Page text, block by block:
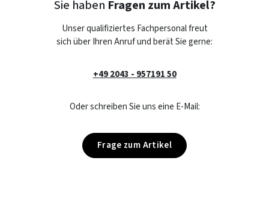
Sie haben Fragen zum Artikel?
Unser qualifiziertes Fachpersonal freut
sich über Ihren Anruf und berät Sie gerne:
+49 2043 - 957191 50
Oder schreiben Sie uns eine E-Mail:
Frage zum Artikel